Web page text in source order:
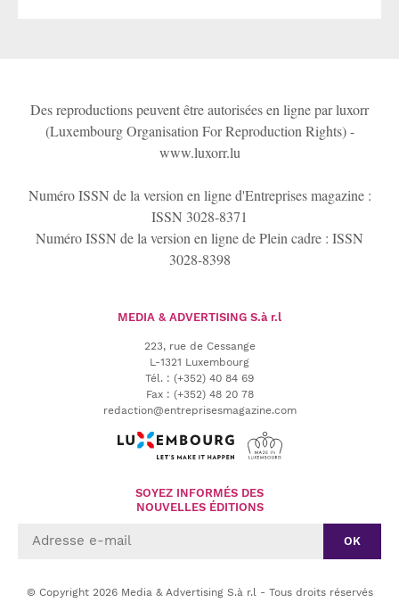
Des reproductions peuvent être autorisées en ligne par luxorr
(Luxembourg Organisation For Reproduction Rights) -
www.luxorr.lu
Numéro ISSN de la version en ligne d'Entreprises magazine :
ISSN 3028-8371
Numéro ISSN de la version en ligne de Plein cadre : ISSN
3028-8398
MEDIA & ADVERTISING S.à r.l
223, rue de Cessange
L-1321 Luxembourg
Tél. : (+352) 40 84 69
Fax : (+352) 48 20 78
redaction@entreprisesmagazine.com
SOYEZ INFORMÉS DES
NOUVELLES ÉDITIONS
OK
© Copyright 2026 Media & Advertising S.à r.l - Tous droits réservés